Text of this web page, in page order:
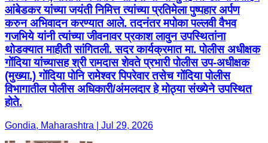
आंबेडकर यांच्या जयंती निमित्त त्यांच्या प्रतिमेला पुष्पहार अर्पण
करुन अभिवादन करण्यात आले. तदनंतर मपोका पल्लवी वैभव
गजभिये यांनी त्यांच्या जीवनावर प्रकाश लावुन उपस्थितांना
थोडक्यात माहीती सांगितली. सदर कार्यक्रमात मा. पोलीस अधीक्षक
गोंदिया यांच्यासह श्री रामदास शेवते प्रभारी पोलीस उप-अधीक्षक
(मुख्या.) गोंदिया पोनि रामेश्वर पिपरेवार तसेच गोंदिया पोलीस
विभागातील पोलीस अधिकारी/अंमलदार हे मोठ्या संख्येने उपस्थित
होते.
Gondia, Maharashtra | Jul 29, 2026